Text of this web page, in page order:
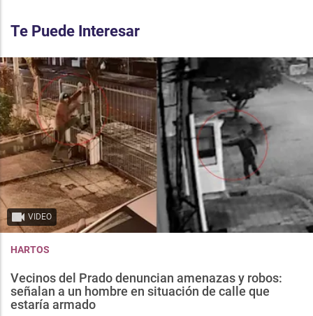
Te Puede Interesar
VIDEO
HARTOS
Vecinos del Prado denuncian amenazas y robos:
señalan a un hombre en situación de calle que
estaría armado